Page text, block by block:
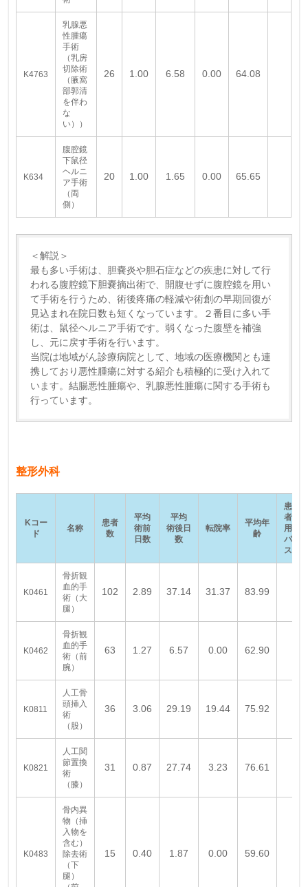
K4763
乳腺悪
性腫瘍
手術
（乳房
切除術
（腋窩
部郭清
を伴わ
な
い））
26 1.00 6.58 0.00 64.08
K634
腹腔鏡
下鼠径
ヘルニ
ア手術
（両
側）
20 1.00 1.65 0.00 65.65
＜解説＞
最も多い手術は、胆嚢炎や胆石症などの疾患に対して行
われる腹腔鏡下胆嚢摘出術で、開腹せずに腹腔鏡を用い
て手術を行うため、術後疼痛の軽減や術創の早期回復が
見込まれ在院日数も短くなっています。２番目に多い手
術は、鼠径ヘルニア手術です。弱くなった腹壁を補強
し、元に戻す手術を行います。
当院は地域がん診療病院として、地域の医療機関とも連
携しており悪性腫瘍に対する紹介も積極的に受け入れて
います。結腸悪性腫瘍や、乳腺悪性腫瘍に関する手術も
行っています。
整形外科
Kコー
ド
名称
患者
数
平均
術前
日数
平均
術後日
数
転院率
平均年
齢
患
者
用
パ
ス
K0461
骨折観
血的手
術（大
腿）
102 2.89 37.14 31.37 83.99
K0462
骨折観
血的手
術（前
腕）
63 1.27 6.57 0.00 62.90
K0811
人工骨
頭挿入
術
（股）
36 3.06 29.19 19.44 75.92
K0821
人工関
節置換
術
（膝）
31 0.87 27.74 3.23 76.61
K0483
骨内異
物（挿
入物を
含む）
除去術
（下
腿）
15 0.40 1.87 0.00 59.60